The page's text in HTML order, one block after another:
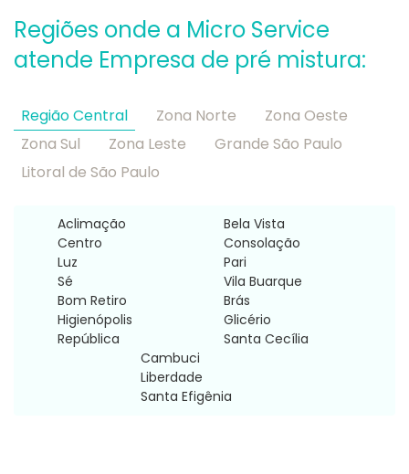
Regiões onde a Micro Service
atende Empresa de pré mistura:
Região Central Zona Norte
Zona Oeste
Zona Sul
Zona Leste
Grande São Paulo
Litoral de São Paulo
Aclimação
Centro
Luz
Sé
Bela Vista
Consolação
Pari
Vila Buarque
Bom Retiro
Higienópolis
República
Brás
Glicério
Santa Cecília
Cambuci
Liberdade
Santa Efigênia